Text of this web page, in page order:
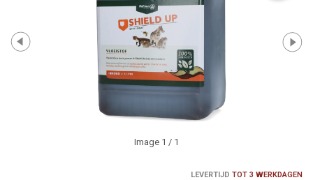
Image 1 / 1
LEVERTIJD TOT 3 WERKDAGEN